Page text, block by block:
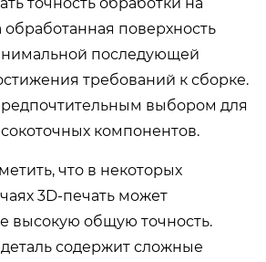
поверхность
последующей
требований к сборке.
выбором для
компонентов.
что в некоторых
3D-печать может
высокую общую точность.
содержит сложные